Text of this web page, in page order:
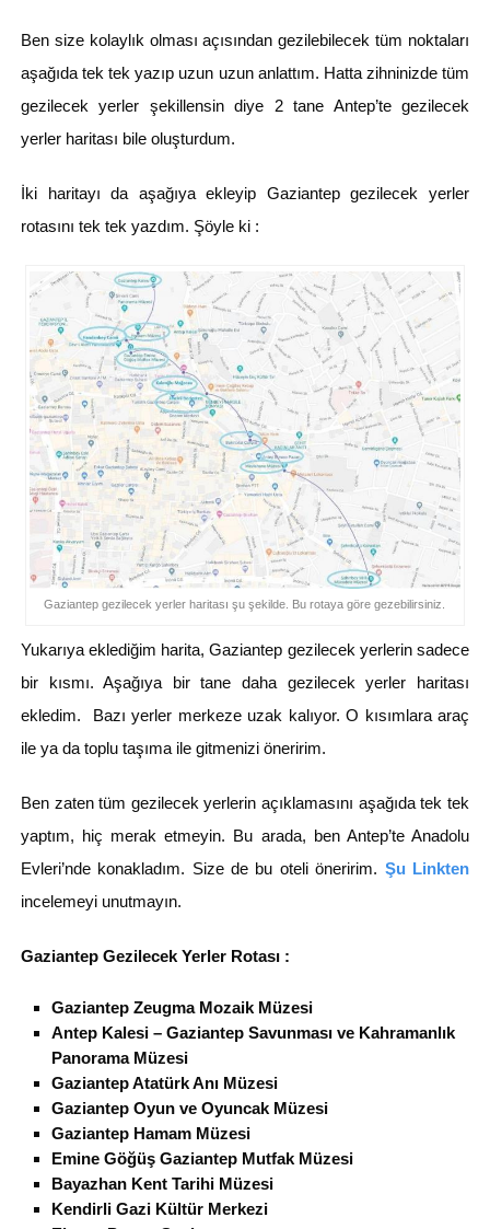
Ben size kolaylık olması açısından gezilebilecek tüm noktaları
aşağıda tek tek yazıp uzun uzun anlattım. Hatta zihninizde tüm
gezilecek yerler şekillensin diye 2 tane Antep’te gezilecek
yerler haritası bile oluşturdum.
İki haritayı da aşağıya ekleyip Gaziantep gezilecek yerler
rotasını tek tek yazdım. Şöyle ki :
Gaziantep gezilecek yerler haritası şu şekilde. Bu rotaya göre gezebilirsiniz.
Yukarıya eklediğim harita, Gaziantep gezilecek yerlerin sadece
bir kısmı. Aşağıya bir tane daha gezilecek yerler haritası
ekledim. Bazı yerler merkeze uzak kalıyor. O kısımlara araç
ile ya da toplu taşıma ile gitmenizi öneririm.
Ben zaten tüm gezilecek yerlerin açıklamasını aşağıda tek tek
yaptım, hiç merak etmeyin. Bu arada, ben Antep’te Anadolu
Evleri’nde konakladım. Size de bu oteli öneririm. Şu Linkten
incelemeyi unutmayın.
Gaziantep Gezilecek Yerler Rotası :
Gaziantep Zeugma Mozaik Müzesi
Antep Kalesi – Gaziantep Savunması ve Kahramanlık
Panorama Müzesi
Gaziantep Atatürk Anı Müzesi
Gaziantep Oyun ve Oyuncak Müzesi
Gaziantep Hamam Müzesi
Emine Göğüş Gaziantep Mutfak Müzesi
Bayazhan Kent Tarihi Müzesi
Kendirli Gazi Kültür Merkezi